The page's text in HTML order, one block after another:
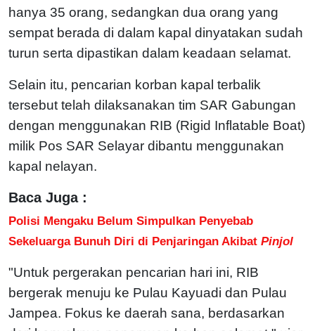
hanya 35 orang, sedangkan dua orang yang
sempat berada di dalam kapal dinyatakan sudah
turun serta dipastikan dalam keadaan selamat.
Selain itu, pencarian korban kapal terbalik
tersebut telah dilaksanakan tim SAR Gabungan
dengan menggunakan RIB (Rigid Inflatable Boat)
milik Pos SAR Selayar dibantu menggunakan
kapal nelayan.
Baca Juga :
Polisi Mengaku Belum Simpulkan Penyebab
Sekeluarga Bunuh Diri di Penjaringan Akibat Pinjol
"Untuk pergerakan pencarian hari ini, RIB
bergerak menuju ke Pulau Kayuadi dan Pulau
Jampea. Fokus ke daerah sana, berdasarkan